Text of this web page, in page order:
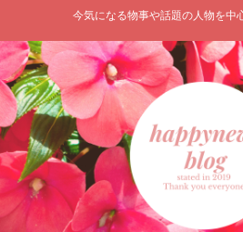
今気になる物事や話題の人物を中